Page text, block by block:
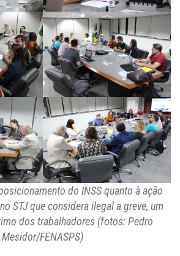
do INSS quanto à ação
STJ que considera ilegal a greve, um
dos trabalhadores (fotos: Pedro
Mesidor/FENASPS)